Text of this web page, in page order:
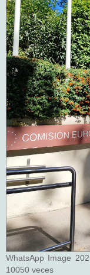
WhatsApp Image
10050 veces